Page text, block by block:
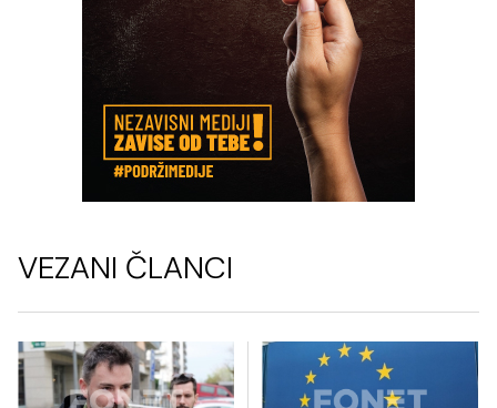
VEZANI ČLANCI